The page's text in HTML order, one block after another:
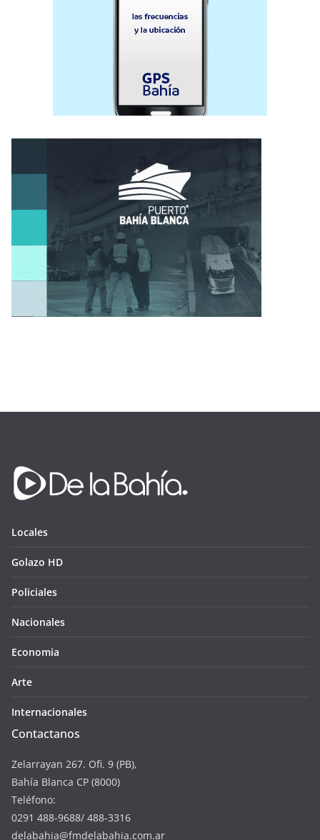
Locales
Golazo HD
Policiales
Nacionales
Economia
Arte
Internacionales
Contactanos
Zelarrayan 267. Ofi. 9 (PB),
Bahía Blanca CP (8000)
Teléfono:
0291 488-9688/ 488-3316
delabahia@fmdelabahia.com.ar